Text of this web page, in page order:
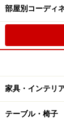
部屋別コーディ
家具・インテリ
テーブル・椅子